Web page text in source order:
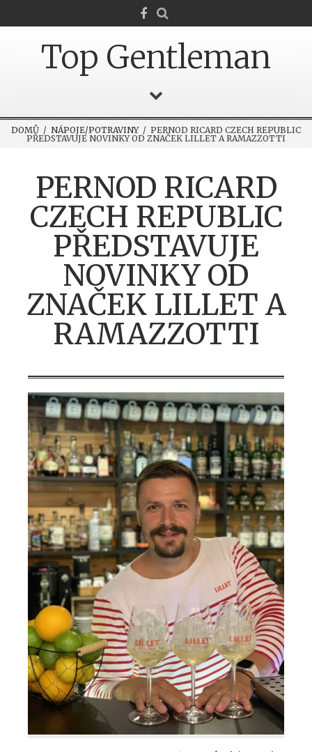
Top Gentleman
DOMŮ / NÁPOJE/POTRAVINY/ PERNOD RICARD CZECH REPUBLIC
PŘEDSTAVUJE NOVINKY OD ZNAČEK LILLET A RAMAZZOTTI
PERNOD RICARD
CZECH REPUBLIC
PŘEDSTAVUJE
NOVINKY OD
ZNAČEK LILLET A
RAMAZZOTTI